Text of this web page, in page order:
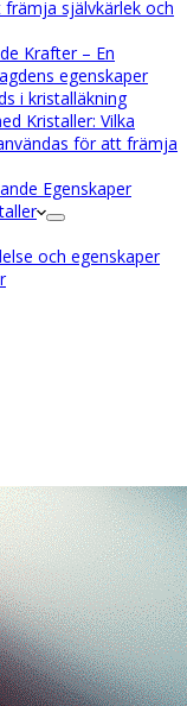
självkärlek och
Krafter – En
egenskaper
i kristalläkning
Kristaller: Vilka
för att främja
Egenskaper
och egenskaper